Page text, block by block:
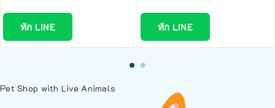
ทัก LINE ทัก LINE
Pet Shop with Live Animals